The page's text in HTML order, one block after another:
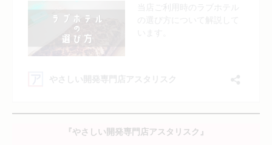
『やさしい開発専門店アスタリスク』